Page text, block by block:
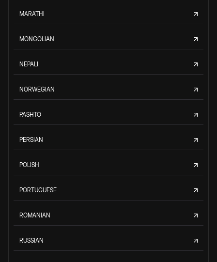
MARATHI
MONGOLIAN
NEPALI
NORWEGIAN
PASHTO
PERSIAN
POLISH
PORTUGUESE
ROMANIAN
RUSSIAN